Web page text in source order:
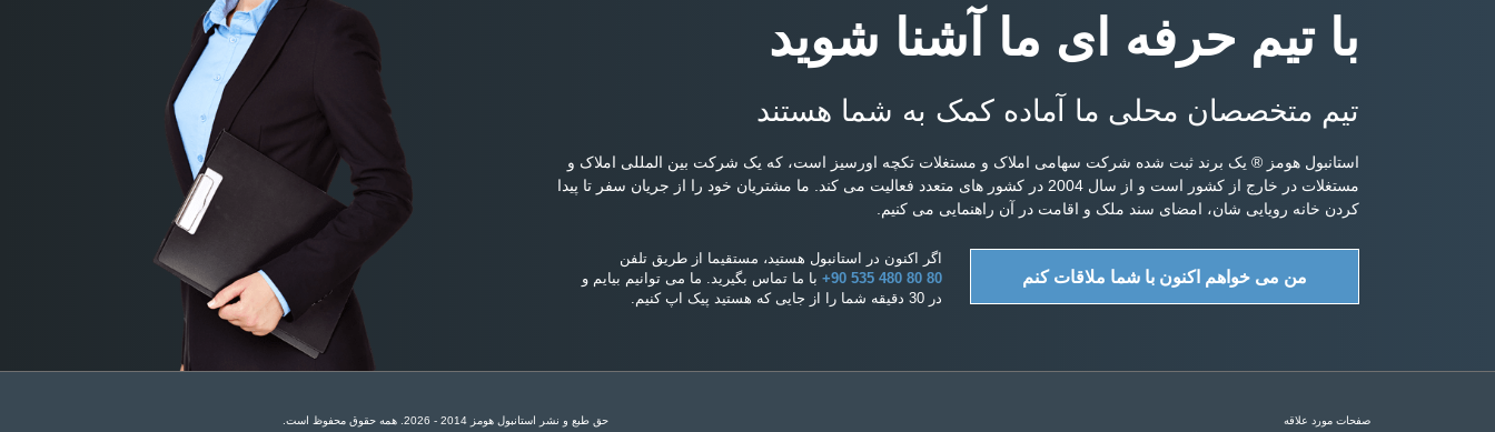
با تیم حرفه ای ما آشنا شوید
تیم متخصصان محلی ما آماده کمک به شما هستند
استانبول هومز ® یک برند ثبت شده شرکت سهامی املاک و مستغلات تکچه اورسیز است، که یک شرکت بین المللی املاک و
مستغلات در خارج از کشور است و از سال 2004 در کشور های متعدد فعالیت می کند. ما مشتریان خود را از جریان سفر تا پیدا
کردن خانه رویایی شان، امضای سند ملک و اقامت در آن راهنمایی می کنیم.
من می خواهم اکنون با شما ملاقات کنم
اگر اکنون در استانبول هستید، مستقیما از طریق تلفن
+90 535 480 80 80 با ما تماس بگیرید. ما می توانیم بیایم و
در 30 دقیقه شما را از جایی که هستید پیک اپ کنیم.
صفحات مورد علاقه حق طبع و نشر استانبول هومز 2014 - 2026. همه حقوق محفوظ است.